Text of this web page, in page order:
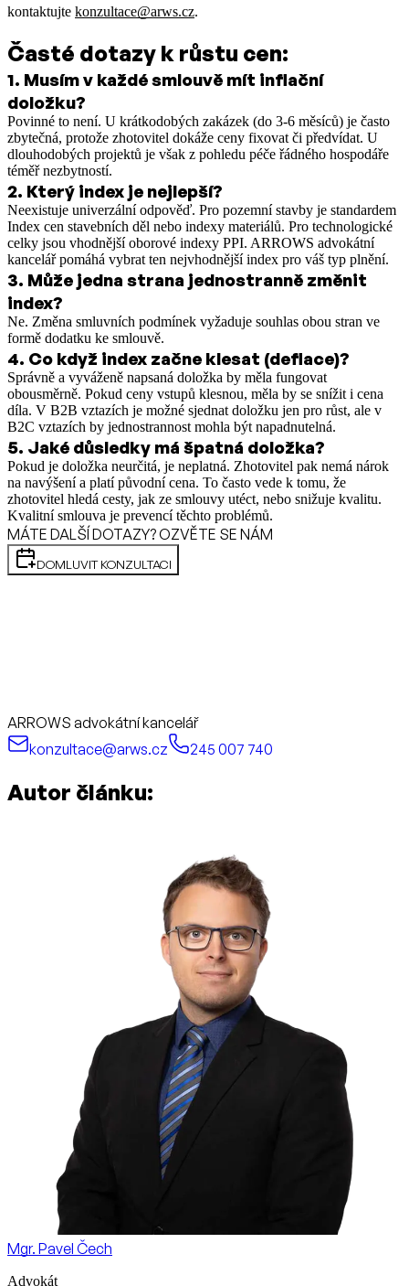
kontaktujte konzultace@arws.cz.
Časté dotazy k růstu cen:
1. Musím v každé smlouvě mít inflační
doložku?
Povinné to není. U krátkodobých zakázek (do 3-6 měsíců) je často
zbytečná, protože zhotovitel dokáže ceny fixovat či předvídat. U
dlouhodobých projektů je však z pohledu péče řádného hospodáře
téměř nezbytností.
2. Který index je nejlepší?
Neexistuje univerzální odpověď. Pro pozemní stavby je standardem
Index cen stavebních děl nebo indexy materiálů. Pro technologické
celky jsou vhodnější oborové indexy PPI. ARROWS advokátní
kancelář pomáhá vybrat ten nejvhodnější index pro váš typ plnění.
3. Může jedna strana jednostranně změnit
index?
Ne. Změna smluvních podmínek vyžaduje souhlas obou stran ve
formě dodatku ke smlouvě.
4. Co když index začne klesat (deflace)?
Správně a vyváženě napsaná doložka by měla fungovat
obousměrně. Pokud ceny vstupů klesnou, měla by se snížit i cena
díla. V B2B vztazích je možné sjednat doložku jen pro růst, ale v
B2C vztazích by jednostrannost mohla být napadnutelná.
5. Jaké důsledky má špatná doložka?
Pokud je doložka neurčitá, je neplatná. Zhotovitel pak nemá nárok
na navýšení a platí původní cena. To často vede k tomu, že
zhotovitel hledá cesty, jak ze smlouvy utéct, nebo snižuje kvalitu.
Kvalitní smlouva je prevencí těchto problémů.
MÁTE DALŠÍ DOTAZY? OZVĚTE SE NÁM
DOMLUVIT KONZULTACI
ARROWS advokátní kancelář
konzultace@arws.cz
245 007 740
Autor článku:
Mgr. Pavel Čech
Advokát